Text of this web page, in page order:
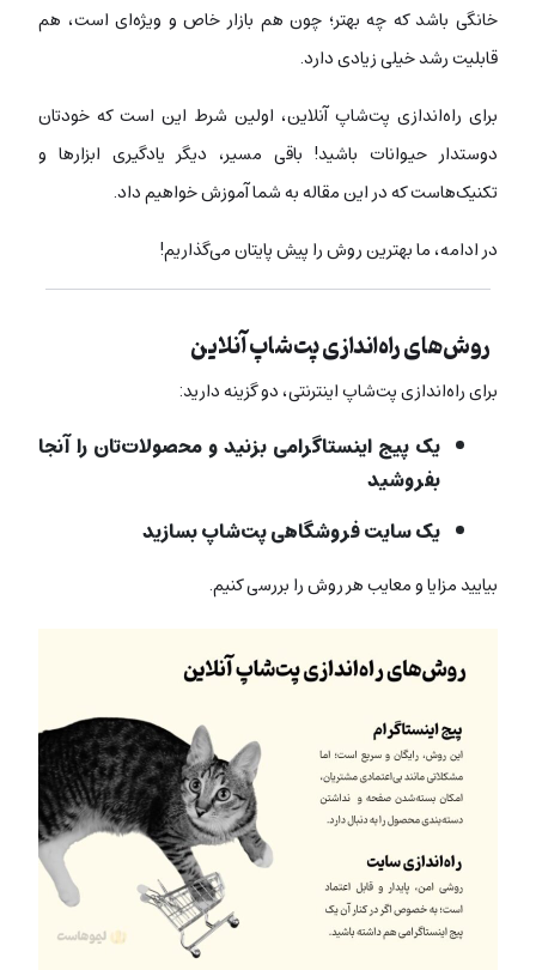
خانگی باشد که چه بهتر؛ چون هم بازار خاص و ویژه‌ای است، هم
قابلیت رشد خیلی زیادی دارد.
برای راه‌اندازی پت‌شاپ آنلاین، اولین شرط این است که خودتان
دوستدار حیوانات باشید! باقی مسیر، دیگر یادگیری ابزارها و
تکنیک‌هاست که در این مقاله به شما آموزش خواهیم داد.
در ادامه، ما بهترین روش را پیش پایتان می‌گذاریم!
روش‌های راه‌اندازی پت‌شاپ آنلاین
برای راه‌اندازی پت‌شاپ اینترنتی، دو گزینه دارید:
یک پیج اینستاگرامی بزنید و محصولات‌تان را آنجا
بفروشید
یک سایت فروشگاهی پت‌شاپ بسازید
بیایید مزایا و معایب هر روش را بررسی کنیم.